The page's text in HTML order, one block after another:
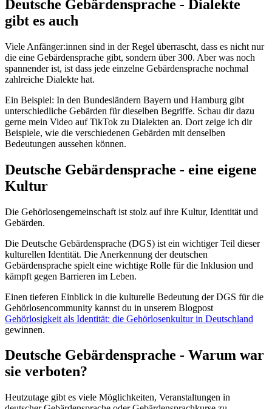
Deutsche Gebärdensprache - Dialekte
gibt es auch
Viele Anfänger:innen sind in der Regel überrascht, dass es nicht nur
die eine Gebärdensprache gibt, sondern über 300. Aber was noch
spannender ist, ist dass jede einzelne Gebärdensprache nochmal
zahlreiche Dialekte hat.
Ein Beispiel: In den Bundesländern Bayern und Hamburg gibt
unterschiedliche Gebärden für dieselben Begriffe. Schau dir dazu
gerne mein Video auf TikTok zu Dialekten an. Dort zeige ich dir
Beispiele, wie die verschiedenen Gebärden mit denselben
Bedeutungen aussehen können.
Deutsche Gebärdensprache - eine eigene
Kultur
Die Gehörlosengemeinschaft ist stolz auf ihre Kultur, Identität und
Gebärden.
Die Deutsche Gebärdensprache (DGS) ist ein wichtiger Teil dieser
kulturellen Identität. Die Anerkennung der deutschen
Gebärdensprache spielt eine wichtige Rolle für die Inklusion und
kämpft gegen Barrieren im Leben.
Einen tieferen Einblick in die kulturelle Bedeutung der DGS für die
Gehörlosencommunity kannst du in unserem Blogpost
Gehörlosigkeit als Identität: die Gehörlosenkultur in Deutschland
gewinnen.
Deutsche Gebärdensprache - Warum war
sie verboten?
Heutzutage gibt es viele Möglichkeiten, Veranstaltungen in